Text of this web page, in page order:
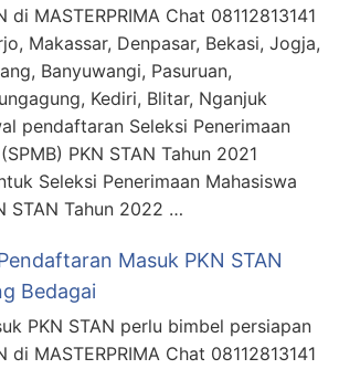
di MASTERPRIMA Chat 08112813141
Makassar, Denpasar, Bekasi, Jogja,
Banyuwangi, Pasuruan,
Kediri, Blitar, Nganjuk
pendaftaran Seleksi Penerimaan
PKN STAN Tahun 2021
Seleksi Penerimaan Mahasiswa
STAN Tahun 2022 …
Masuk PKN STAN
Bedagai
PKN STAN perlu bimbel persiapan
di MASTERPRIMA Chat 08112813141